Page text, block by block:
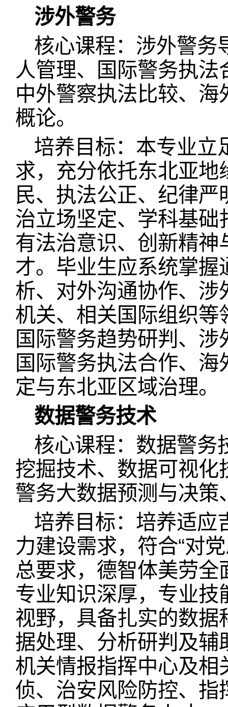
涉外警务
核心课程：涉外警务
人管理、国际警务执
中外警察执法比较、
概论。
培养目标：本专业立
求，充分依托东北亚地
民、执法公正、纪律严
治立场坚定、学科基
有法治意识、创新精
才。毕业生应系统掌
析、对外沟通协作、
机关、相关国际组织
国际警务趋势研判、
国际警务执法合作、
定与东北亚区域治理。
数据警务技术
核心课程：数据警务
挖掘技术、数据可视
警务大数据预测与决策
培养目标：培养适应
力建设需求，符合“对
总要求，德智体美劳
专业知识深厚，专业
视野，具备扎实的数
据处理、分析研判及
机关情报指挥中心及
侦、治安风险防控、